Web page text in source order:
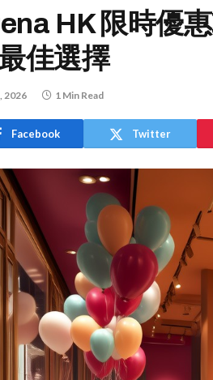
HK 限時優
佳選擇
2026 1 Min Read
Facebook Twitter